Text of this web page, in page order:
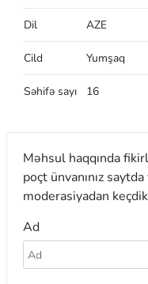
Dil AZE
Cild Yumşaq
Səhifə sayı 16
Məhsul haqqında
poçt ünvanınız saytda
moderasiyadan
Ad